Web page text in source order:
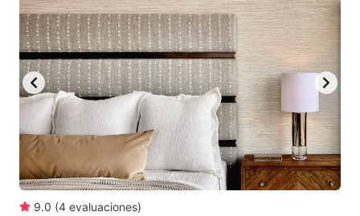
9.0 (4 evaluaciones)